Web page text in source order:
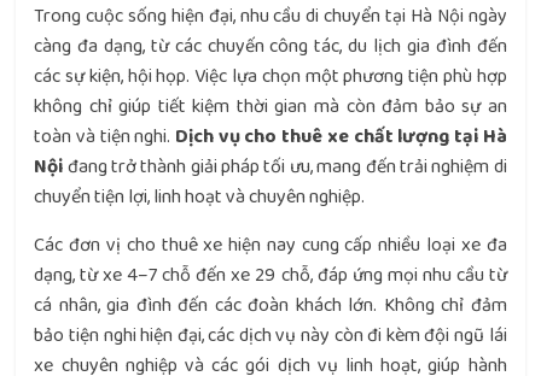
Trong cuộc sống hiện đại, nhu cầu di chuyển tại Hà Nội ngày
càng đa dạng, từ các chuyến công tác, du lịch gia đình đến
các sự kiện, hội họp. Việc lựa chọn một phương tiện phù hợp
không chỉ giúp tiết kiệm thời gian mà còn đảm bảo sự an
toàn và tiện nghi. Dịch vụ cho thuê xe chất lượng tại Hà
Nộiđang trở thành giải pháp tối ưu, mang đến trải nghiệm di
chuyển tiện lợi, linh hoạt và chuyên nghiệp.
Các đơn vị cho thuê xe hiện nay cung cấp nhiều loại xe đa
dạng, từ xe 4–7 chỗ đến xe 29 chỗ, đáp ứng mọi nhu cầu từ
cá nhân, gia đình đến các đoàn khách lớn. Không chỉ đảm
bảo tiện nghi hiện đại, các dịch vụ này còn đi kèm đội ngũ lái
xe chuyên nghiệp và các gói dịch vụ linh hoạt, giúp hành